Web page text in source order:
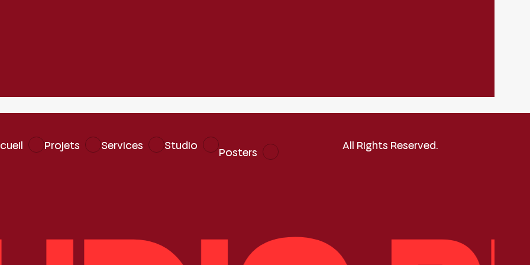
Projets Services Studio
Posters
All Rights Reserved.